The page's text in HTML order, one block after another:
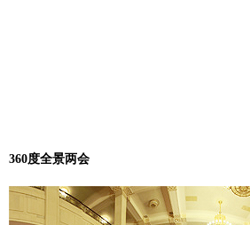
360度全景两会